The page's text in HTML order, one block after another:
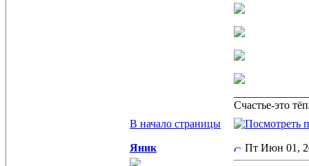
Счастье-это
В начало страницы
Яник Пт Июн 01,